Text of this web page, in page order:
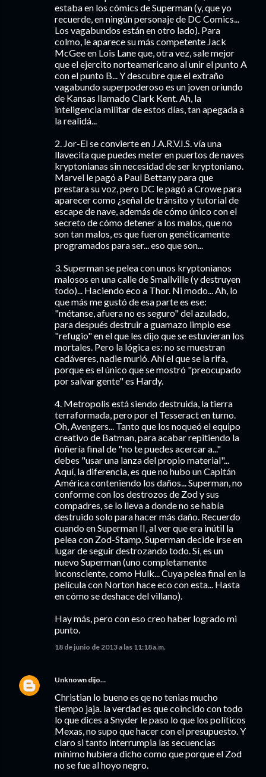
estaba en los cómics de Superman (y, que yo
recuerde, en ningún personaje de DC Comics...
Los vagabundos están en otro lado). Para
colmo, le aparece su más competente Jack
McGee en Lois Lane que, otra vez, sale mejor
que el ejercito norteamericano al unir el punto A
con el punto B... Y descubre que el extraño
vagabundo superpoderoso es un joven oriundo
de Kansas llamado Clark Kent. Ah, la
inteligencia militar de estos días, tan apegada a
la realidá...
2. Jor-El se convierte en J.A.R.V.I.S. vía una
llavecita que puedes meter en puertos de naves
kryptonianas sin necesidad de ser kryptoniano.
Marvel le pagó a Paul Bettany para que
prestara su voz, pero DC le pagó a Crowe para
aparecer como ¿señal de tránsito y tutorial de
escape de nave, además de cómo único con el
secreto de cómo detener a los malos, que no
son tan malos, es que fueron genéticamente
programados para ser... eso que son...
3. Superman se pelea con unos kryptonianos
malosos en una calle de Smallville (y destruyen
todo)... Haciendo eco a Thor. Ni modo... Ah, lo
que más me gustó de esa parte es ese:
"métanse, afuera no es seguro" del azulado,
para después destruir a guamazo limpio ese
"refugio" en el que les dijo que se estuvieran los
mortales. Pero la lógica es: no se muestran
cadáveres, nadie murió. Ahí el que se la rifa,
porque es el único que se mostró "preocupado
por salvar gente" es Hardy.
4. Metropolis está siendo destruida, la tierra
terraformada, pero por el Tesseract en turno.
Oh, Avengers... Tanto que los noqueó el equipo
creativo de Batman, para acabar repitiendo la
ñoñería final de "no te puedes acercar a..."
debes "usar una lanza del propio material"...
Aquí, la diferencia, es que no hubo un Capitán
América conteniendo los daños... Superman, no
conforme con los destrozos de Zod y sus
compadres, se lo lleva a donde no se había
destruido solo para hacer más daño. Recuerdo
cuando en Superman II, al ver que era inútil la
pelea con Zod-Stamp, Superman decide irse en
lugar de seguir destrozando todo. Sí, es un
nuevo Superman (uno completamente
inconsciente, como Hulk... Cuya pelea final en la
película con Norton hace eco con esta... Hasta
en cómo se deshace del villano).
Hay más, pero con eso creo haber logrado mi
punto.
18 de junio de 2013 a las 11:18 a.m.
Unknown dijo…
Christian lo bueno es qe no tenias mucho
tiempo jaja. la verdad es que coincido con todo
lo que dices a Snyder le paso lo que los políticos
Mexas, no supo que hacer con el presupuesto. Y
claro si tanto interrumpia las secuencias
mínimo hubiera dicho como que porque el Zod
no se fue al hoyo negro.